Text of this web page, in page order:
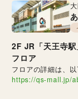
2F JR「天王寺
フロア
フロアの詳細は、
https://qs-mall.jp/